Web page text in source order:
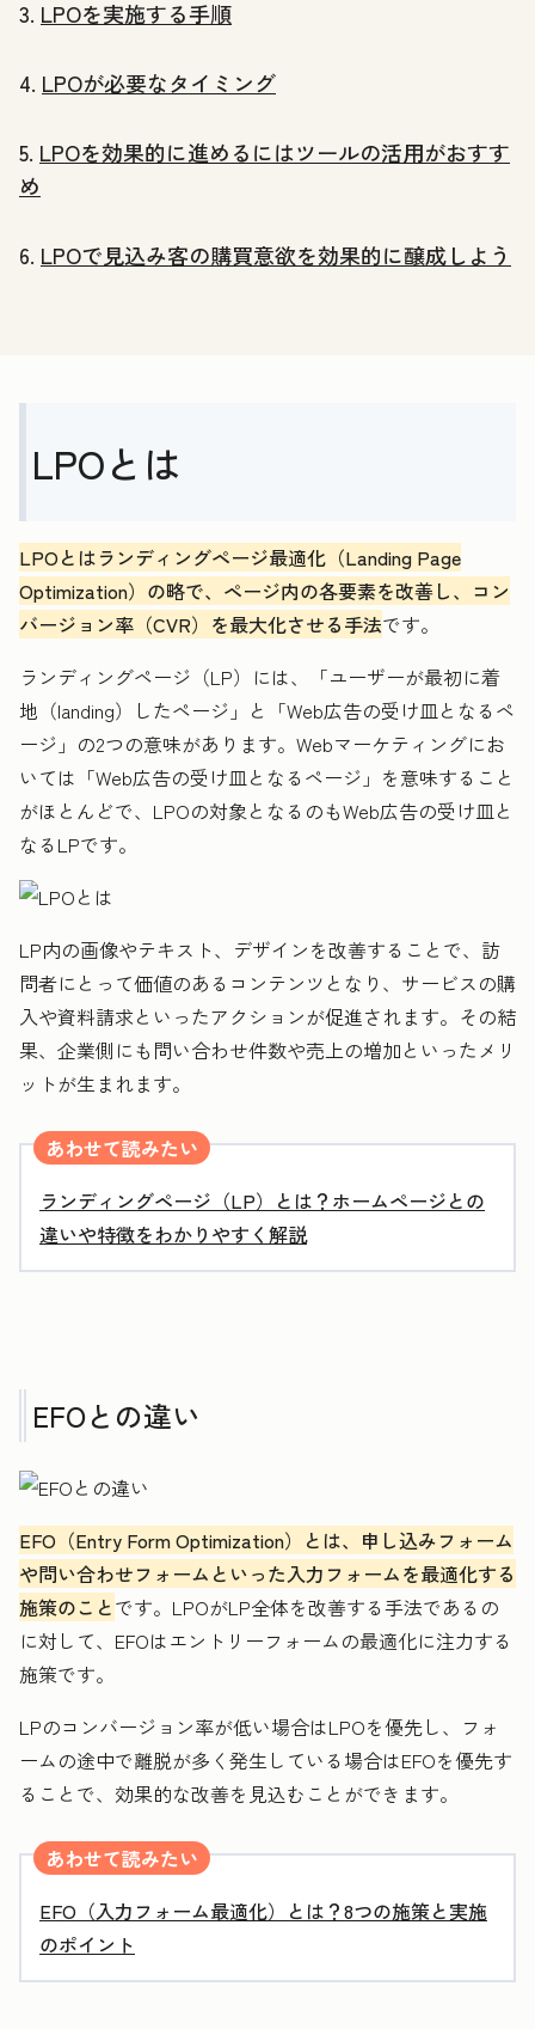
3. LPOを実施する手順
4. LPOが必要なタイミング
5. LPOを効果的に進めるにはツールの活用がおすす
め
6. LPOで見込み客の購買意欲を効果的に醸成しよう
LPOとは
LPOとはランディングページ最適化（Landing Page
Optimization）の略で、ページ内の各要素を改善し、コン
バージョン率（CVR）を最大化させる手法です。
ランディングページ（LP）には、「ユーザーが最初に着
地（landing）したページ」と「Web広告の受け皿となるペ
ージ」の2つの意味があります。Webマーケティングにお
いては「Web広告の受け皿となるページ」を意味すること
がほとんどで、LPOの対象となるのもWeb広告の受け皿と
なるLPです。
LP内の画像やテキスト、デザインを改善することで、訪
問者にとって価値のあるコンテンツとなり、サービスの購
入や資料請求といったアクションが促進されます。その結
果、企業側にも問い合わせ件数や売上の増加といったメリ
ットが生まれます。
あわせて読みたい
ランディングページ（LP）とは？ホームページとの
違いや特徴をわかりやすく解説
EFOとの違い
EFO（Entry Form Optimization）とは、申し込みフォーム
や問い合わせフォームといった入力フォームを最適化する
施策のことです。LPOがLP全体を改善する手法であるの
に対して、EFOはエントリーフォームの最適化に注力する
施策です。
LPのコンバージョン率が低い場合はLPOを優先し、フォ
ームの途中で離脱が多く発生している場合はEFOを優先す
ることで、効果的な改善を見込むことができます。
あわせて読みたい
EFO（入力フォーム最適化）とは？8つの施策と実施
のポイント